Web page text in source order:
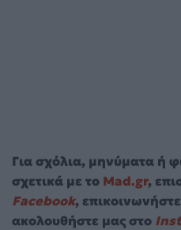
Για σχόλια, μηνύματα ή
σχετικά με το Mad.gr,
Facebook,
ακολουθήστε μας στο